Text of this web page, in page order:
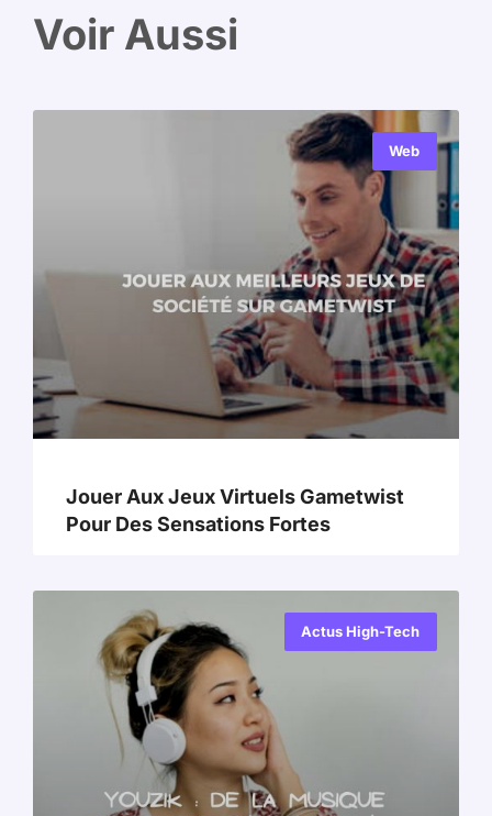
Voir Aussi
Web
Jouer Aux Jeux Virtuels Gametwist
Pour Des Sensations Fortes
Actus High-Tech